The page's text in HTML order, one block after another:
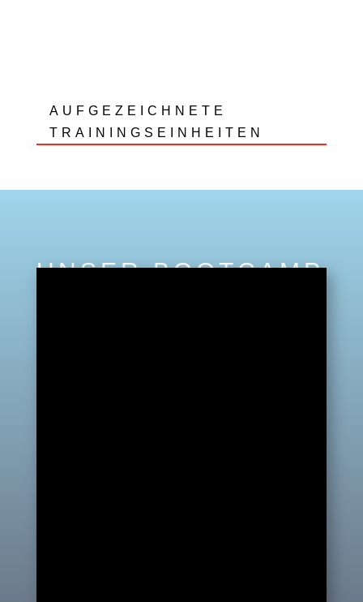
AUFGEZEICHNETE
TRAININGSEINHEITEN
UNSER BOOTCAMP